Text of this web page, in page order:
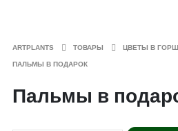
ARTPLANTS ТОВАРЫ ЦВЕТЫ В
ПАЛЬМЫ В ПОДАРОК
Пальмы в